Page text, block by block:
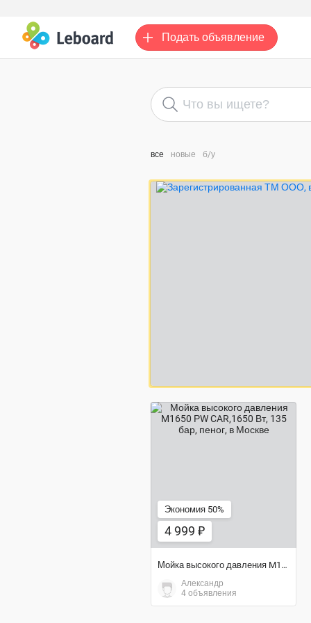
Подать объявление
все новые б/у
Экономия 50%
4 999 ₽
Мойка высокого давления M1650 РW CAR,1650 Вт, 135 бар, пеног
Александр
4 объявления